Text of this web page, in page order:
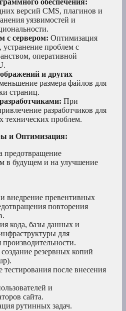
обеспечения:
версий CMS, плагинов и
уязвимостей и
с сервером: Оптимизация
устранение проблем с
оперативной
и других
размера файлов для
страниц.
При
разработчиков для
технических проблем.
и Оптимизация:
предотвращение
в будущем и на улучшение
и внедрение превентивных
повторения
кода, базы данных и
для
резервных копий
тестирования после внесения
и
сайта.
рутинных задач.